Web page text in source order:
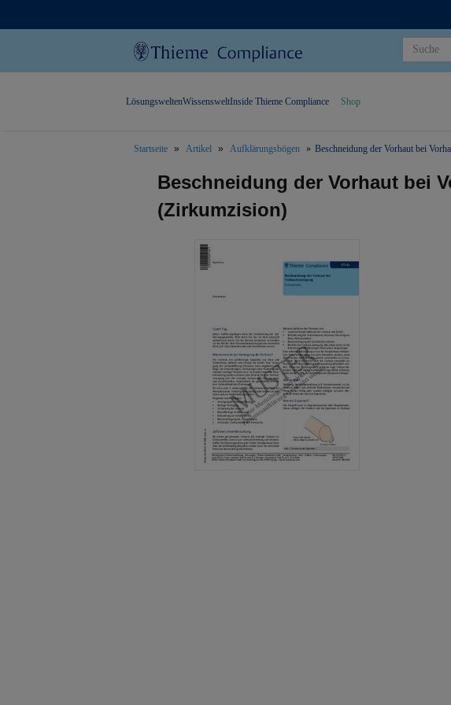
LösungsweltenWissensweltInside Thieme Compliance Shop
Startseite Artikel Aufklärungsbögen Beschneidung der Vorhaut bei
Beschneidung der Vorhaut bei
(Zirkumzision)